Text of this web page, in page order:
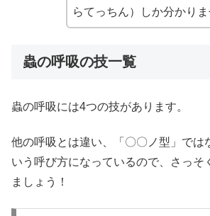
らてっちん）しか分かりま
蟲の呼吸の技一覧
蟲の呼吸には4つの技があります。
他の呼吸とは違い、「〇〇ノ型」では
いう呼び方になっているので、さっそ
ましょう！